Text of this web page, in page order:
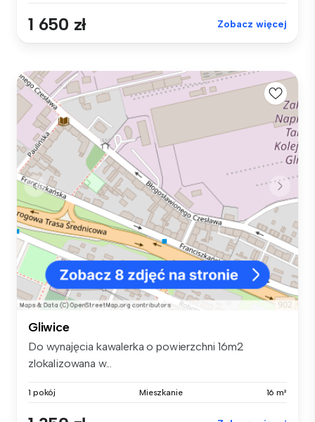
1 650 zł Zobacz więcej
Gliwice
Do wynajęcia kawalerka o powierzchni 16m2
zlokalizowana w...
1 pokój Mieszkanie 16 m²